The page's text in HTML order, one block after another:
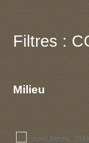
Filtres :
Milieu
coniferes (16)